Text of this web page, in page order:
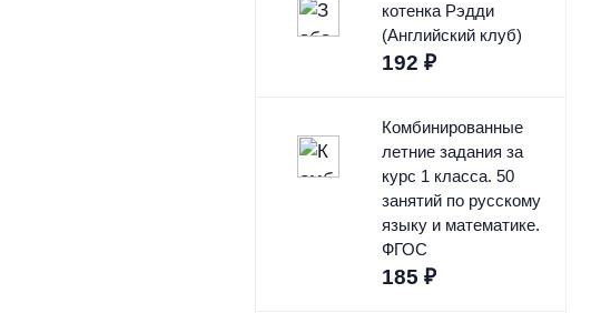
котенка Рэдди
(Английский клуб)
192 ₽
Комбинированные
летние задания за
курс 1 класса. 50
занятий по русскому
языку и математике.
ФГОС
185 ₽